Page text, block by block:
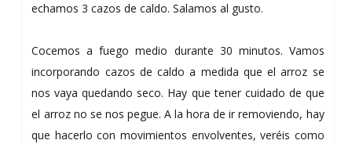
echamos 3 cazos de caldo. Salamos al gusto.
Cocemos a fuego medio durante 30 minutos. Vamos
incorporando cazos de caldo a medida que el arroz se
nos vaya quedando seco. Hay que tener cuidado de que
el arroz no se nos pegue. A la hora de ir removiendo, hay
que hacerlo con movimientos envolventes, veréis como